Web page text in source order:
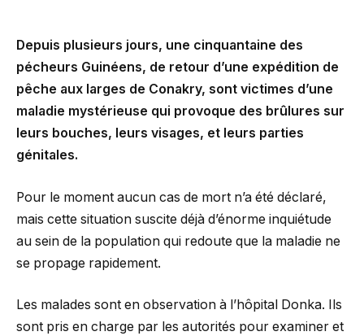
Depuis plusieurs jours, une cinquantaine des
pécheurs Guinéens, de retour d’une expédition de
pêche aux larges de Conakry, sont victimes d’une
maladie mystérieuse qui provoque des brûlures sur
leurs bouches, leurs visages, et leurs parties
génitales.
Pour le moment aucun cas de mort n’a été déclaré,
mais cette situation suscite déjà d’énorme inquiétude
au sein de la population qui redoute que la maladie ne
se propage rapidement.
Les malades sont en observation à l’hôpital Donka. Ils
sont pris en charge par les autorités pour examiner et